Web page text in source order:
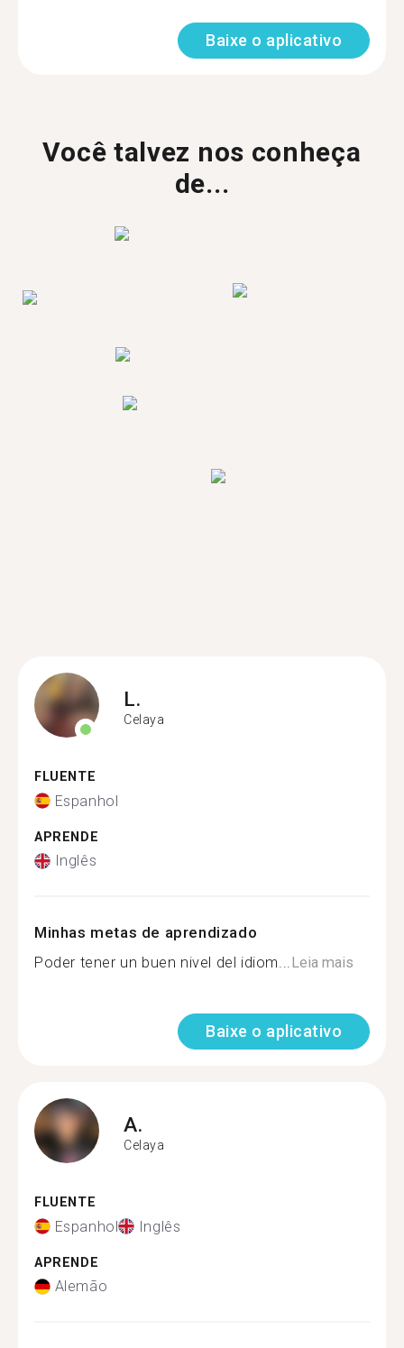
Baixe o aplicativo
Você talvez nos conheça
de...
L.
Celaya
FLUENTE
Espanhol
APRENDE
Inglês
Minhas metas de aprendizado
Poder tener un buen nivel del idiom...Leia mais
Baixe o aplicativo
A.
Celaya
FLUENTE
Espanhol Inglês
APRENDE
Alemão